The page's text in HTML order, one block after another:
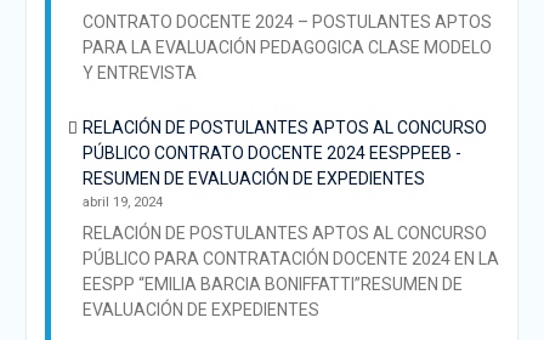
CONTRATO DOCENTE 2024 – POSTULANTES APTOS
PARA LA EVALUACIÓN PEDAGOGICA CLASE MODELO
Y ENTREVISTA
RELACIÓN DE POSTULANTES APTOS AL CONCURSO
PÚBLICO CONTRATO DOCENTE 2024 EESPPEEB -
RESUMEN DE EVALUACIÓN DE EXPEDIENTES
abril 19, 2024
RELACIÓN DE POSTULANTES APTOS AL CONCURSO
PÚBLICO PARA CONTRATACIÓN DOCENTE 2024 EN LA
EESPP “EMILIA BARCIA BONIFFATTI”RESUMEN DE
EVALUACIÓN DE EXPEDIENTES